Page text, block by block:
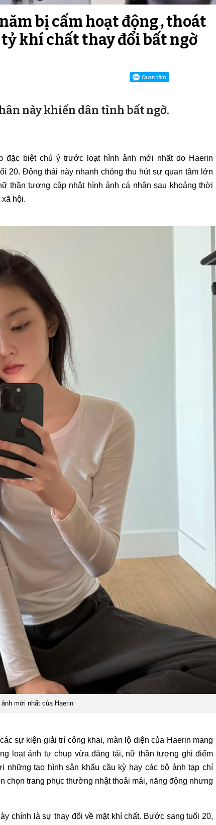
bị cấm hoạt động , thoát
khí chất thay đổi bất ngờ
này khiến dân tình bất ngờ.
đặc biệt chú ý trước loạt hình ảnh mới nhất do Haerin
20. Động thái này nhanh chóng thu hút sự quan tâm lớn
thần tượng cập nhật hình ảnh cá nhân sau khoảng thời
hội.
mới nhất của Haerin
sự kiện giải trí công khai, màn lộ diện của Haerin mang
loạt ảnh tự chụp vừa đăng tải, nữ thần tượng ghi điểm
những tạo hình sân khấu cầu kỳ hay các bộ ảnh tạp chí
chọn trang phục thường nhật thoải mái, năng động nhưng
chính là sự thay đổi về mặt khí chất. Bước sang tuổi 20,